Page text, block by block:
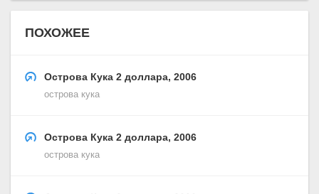
ПОХОЖЕЕ
Острова Кука 2 доллара, 2006
острова кука
Острова Кука 2 доллара, 2006
острова кука